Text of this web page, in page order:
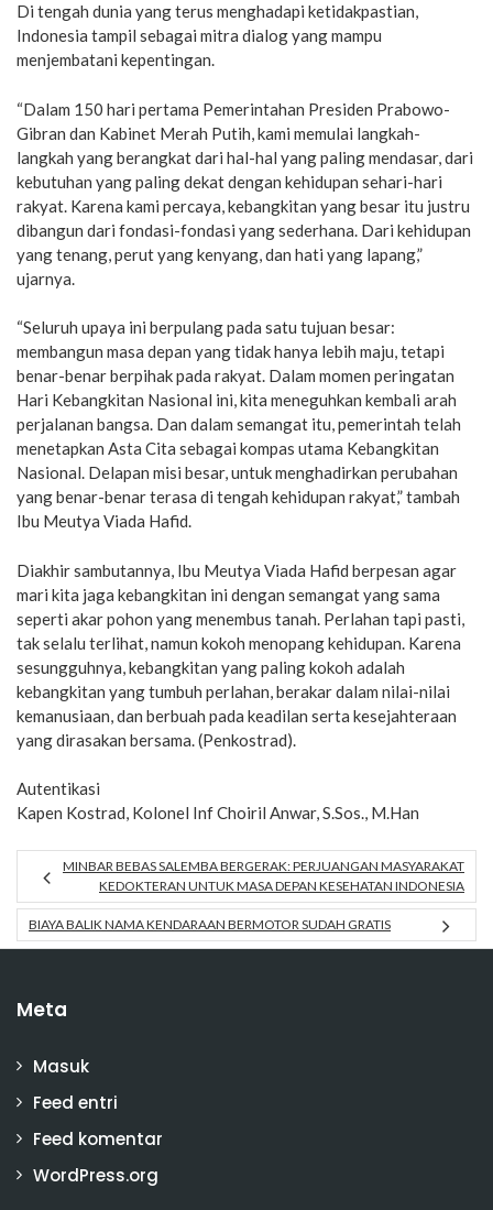
Di tengah dunia yang terus menghadapi ketidakpastian,
Indonesia tampil sebagai mitra dialog yang mampu
menjembatani kepentingan.
“Dalam 150 hari pertama Pemerintahan Presiden Prabowo-
Gibran dan Kabinet Merah Putih, kami memulai langkah-
langkah yang berangkat dari hal-hal yang paling mendasar, dari
kebutuhan yang paling dekat dengan kehidupan sehari-hari
rakyat. Karena kami percaya, kebangkitan yang besar itu justru
dibangun dari fondasi-fondasi yang sederhana. Dari kehidupan
yang tenang, perut yang kenyang, dan hati yang lapang,”
ujarnya.
“Seluruh upaya ini berpulang pada satu tujuan besar:
membangun masa depan yang tidak hanya lebih maju, tetapi
benar-benar berpihak pada rakyat. Dalam momen peringatan
Hari Kebangkitan Nasional ini, kita meneguhkan kembali arah
perjalanan bangsa. Dan dalam semangat itu, pemerintah telah
menetapkan Asta Cita sebagai kompas utama Kebangkitan
Nasional. Delapan misi besar, untuk menghadirkan perubahan
yang benar-benar terasa di tengah kehidupan rakyat,” tambah
Ibu Meutya Viada Hafid.
Diakhir sambutannya, Ibu Meutya Viada Hafid berpesan agar
mari kita jaga kebangkitan ini dengan semangat yang sama
seperti akar pohon yang menembus tanah. Perlahan tapi pasti,
tak selalu terlihat, namun kokoh menopang kehidupan. Karena
sesungguhnya, kebangkitan yang paling kokoh adalah
kebangkitan yang tumbuh perlahan, berakar dalam nilai-nilai
kemanusiaan, dan berbuah pada keadilan serta kesejahteraan
yang dirasakan bersama. (Penkostrad).
Autentikasi
Kapen Kostrad, Kolonel Inf Choiril Anwar, S.Sos., M.Han
MINBAR BEBAS SALEMBA BERGERAK: PERJUANGAN MASYARAKAT
KEDOKTERAN UNTUK MASA DEPAN KESEHATAN INDONESIA
BIAYA BALIK NAMA KENDARAAN BERMOTOR SUDAH GRATIS
Meta
Masuk
Feed entri
Feed komentar
WordPress.org